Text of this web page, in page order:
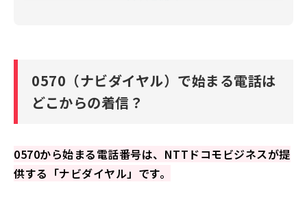
ーコール）の違い
0570（ナビダイヤル）の電話番号を利用するときのメ
利用されることはある？
0570（ナビダイヤル）から着信があった時の対処法
0570（ナビダイヤル）で始まる電話は
どこからの着信？
0570から始まる電話番号は、NTTドコモビジネスが提
供する「ナビダイヤル」です。